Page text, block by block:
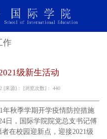
作
级新生活动
[来源]： [浏览次数]： 440
秋季学期开学疫情防控措施
日，国际学院院党总支书记傅
在校园迎新点，迎接2021级